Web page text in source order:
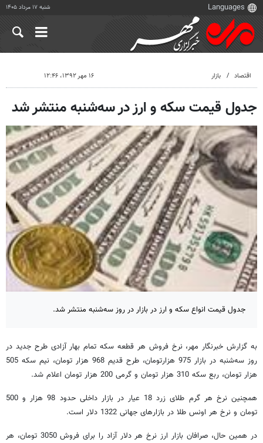
شنبه ۱۷ مرداد ۱۴۰۵
اقتصاد بازار ۱۶ مهر ۱۳۹۲، ۱۲:۴۶
جدول قیمت سکه و ارز در سه‌شنبه منتشر شد
جدول قیمت انواع سکه و ارز در بازار در روز سه‌شنبه منتشر شد.
به گزارش خبرنگار مهر، نرخ فروش هر قطعه سکه تمام بهار آزادی طرح جدید در
روز سه‌شنبه در بازار 975 هزارتومان، طرح قدیم 968 هزار تومان، نیم سکه 505
هزار تومان، ربع سکه 310 هزار تومان و گرمی 200 هزار تومان اعلام شد.
همچنین نرخ هر گرم طلای زرد 18 عیار در بازار داخلی حدود 98 هزار و 500
تومان و نرخ هر اونس طلا در بازارهای جهانی 1322 دلار است.
در همین حال، صرافان بازار ارز نرخ هر دلار آزاد را برای فروش 3050 تومان، هر